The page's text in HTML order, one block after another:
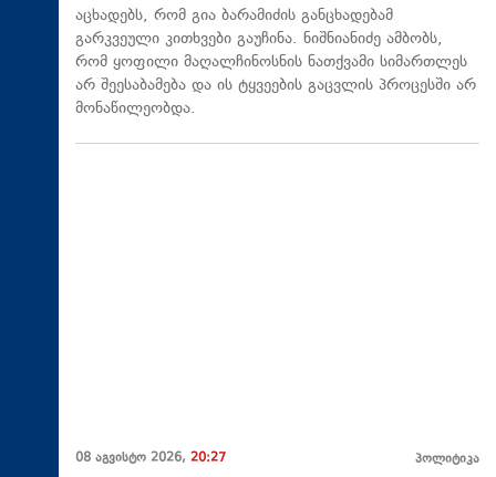
აცხადებს, რომ გია ბარამიძის განცხადებამ
გარკვეული კითხვები გაუჩინა. ნიშნიანიძე ამბობს,
რომ ყოფილი მაღალჩინოსნის ნათქვამი სიმართლეს
არ შეესაბამება და ის ტყვეების გაცვლის პროცესში არ
მონაწილეობდა.
08 აგვისტო 2026, 20:27 პოლიტიკა